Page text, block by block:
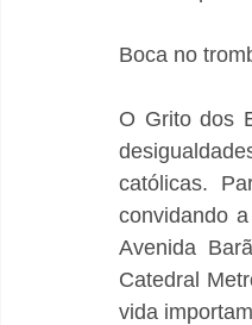
Boca no
O Grito dos
católicas.
convidando
Avenida
Catedral
vida